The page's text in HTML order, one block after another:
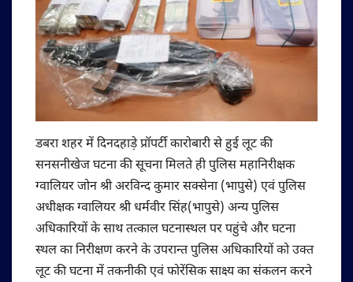
डबरा शहर में दिनदहाड़े प्रॉपर्टी कारोबारी से हुई लूट की
सनसनीखेज घटना की सूचना मिलते ही पुलिस महानिरीक्षक
ग्वालियर जोन श्री अरविन्द कुमार सक्सेना (भापुसे) एवं पुलिस
अधीक्षक ग्वालियर श्री धर्मवीर सिंह(भापुसे) अन्य पुलिस
अधिकारियों के साथ तत्काल घटनास्थल पर पहुंचे और घटना
स्थल का निरीक्षण करने के उपरान्त पुलिस अधिकारियों को उक्त
लूट की घटना में तकनीकी एवं फोरेंसिक साक्ष्य का संकलन करने